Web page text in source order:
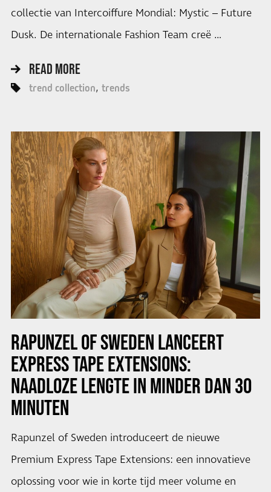
collectie van Intercoiffure Mondial: Mystic – Future
Dusk. De internationale Fashion Team creë …
READ MORE
trend collection trends
RAPUNZEL OF SWEDEN LANCEERT
EXPRESS TAPE EXTENSIONS:
NAADLOZE LENGTE IN MINDER DAN 30
MINUTEN
Rapunzel of Sweden introduceert de nieuwe
Premium Express Tape Extensions: een innovatieve
oplossing voor wie in korte tijd meer volume en